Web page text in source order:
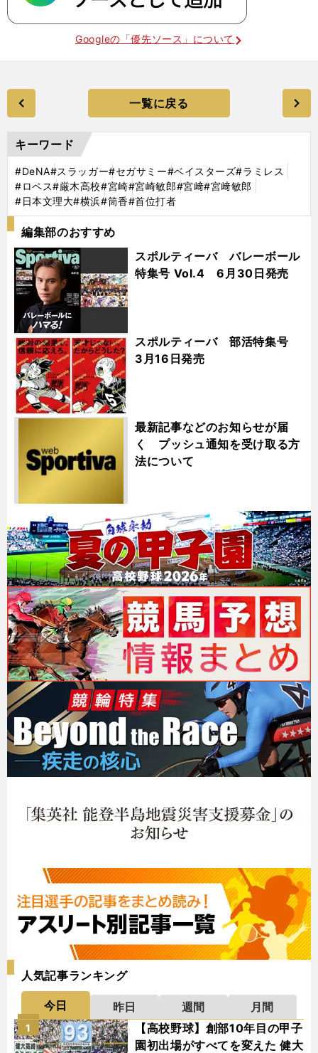
Googleの「優先ソース」について
一覧に戻る
キーワード
#DeNA#スラッガー#セガサミー#ベイスターズ#ラミレス
#ロペス#厳木高校#宮崎#宮崎敏郎#宮﨑#宮﨑敏郎
#日本文理大#横浜#筒香#首位打者
編集部のおすすめ
スポルティーバ バレーボール
特集号 Vol.4 6月30日発売
スポルティーバ 部活特集号
3月16日発売
最新記事などのお知らせが届
く プッシュ通知を受け取る方
法について
人気記事ランキング
今日 昨日 週間
月間
【高校野球】創部10年目の甲子
園初出場がすべてを変えた 健大
1